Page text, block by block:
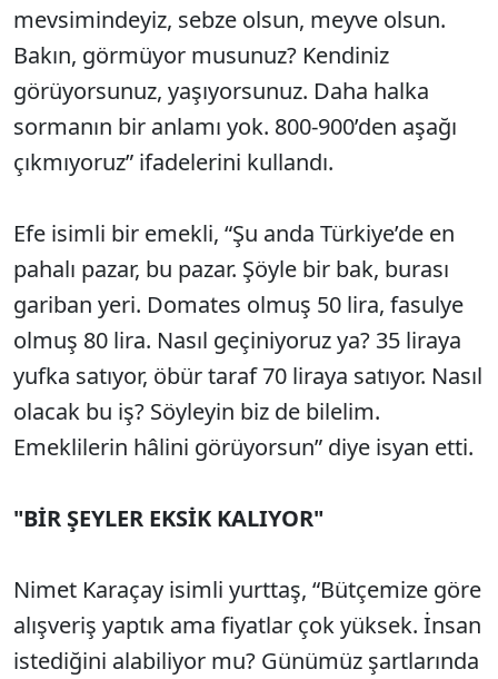
mevsimindeyiz, sebze olsun, meyve olsun.
Bakın, görmüyor musunuz? Kendiniz
görüyorsunuz, yaşıyorsunuz. Daha halka
sormanın bir anlamı yok. 800-900’den aşağı
çıkmıyoruz” ifadelerini kullandı.
Efe isimli bir emekli, “Şu anda Türkiye’de en
pahalı pazar, bu pazar. Şöyle bir bak, burası
gariban yeri. Domates olmuş 50 lira, fasulye
olmuş 80 lira. Nasıl geçiniyoruz ya? 35 liraya
yufka satıyor, öbür taraf 70 liraya satıyor. Nasıl
olacak bu iş? Söyleyin biz de bilelim.
Emeklilerin hâlini görüyorsun” diye isyan etti.
"BİR ŞEYLER EKSİK KALIYOR"
Nimet Karaçay isimli yurttaş, “Bütçemize göre
alışveriş yaptık ama fiyatlar çok yüksek. İnsan
istediğini alabiliyor mu? Günümüz şartlarında